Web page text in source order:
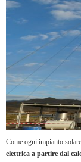
Come ogni impianto
elettrica a partire dal